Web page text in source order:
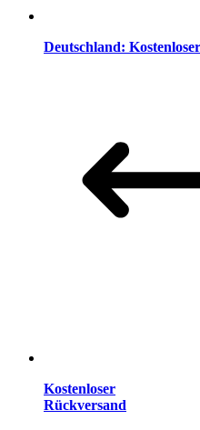
Deutschland:
Kostenloser
Rückversand